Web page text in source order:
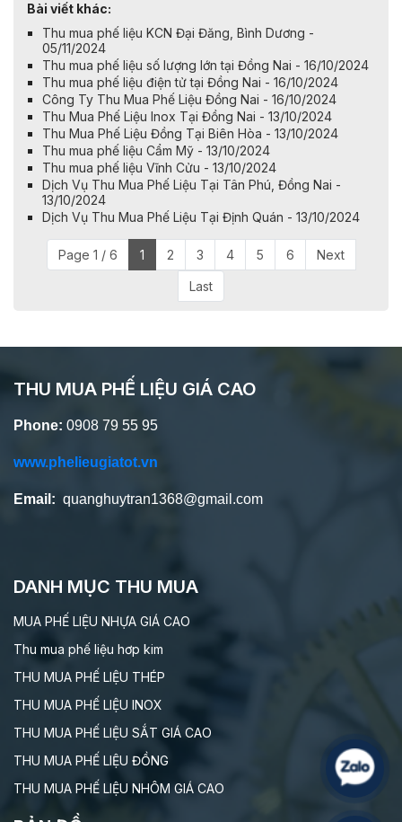
Bài viết khác:
Thu mua phế liệu KCN Đại Đăng, Bình Dương -
05/11/2024
Thu mua phế liệu số lượng lớn tại Đồng Nai - 16/10/2024
Thu mua phế liệu điện tử tại Đồng Nai - 16/10/2024
Công Ty Thu Mua Phế Liệu Đồng Nai - 16/10/2024
Thu Mua Phế Liệu Inox Tại Đồng Nai - 13/10/2024
​​​​​​​Thu Mua Phế Liệu Đồng Tại Biên Hòa - 13/10/2024
Thu mua phế liệu Cẩm Mỹ - 13/10/2024
Thu mua phế liệu Vĩnh Cửu - 13/10/2024
Dịch Vụ Thu Mua Phế Liệu Tại Tân Phú, Đồng Nai -
13/10/2024
Dịch Vụ Thu Mua Phế Liệu Tại Định Quán - 13/10/2024
Page 1 / 6 1 2 3 4 5 6 Next
Last
THU MUA PHẾ LIỆU GIÁ CAO
Phone: 0908 79 55 95
www.phelieugiatot.vn
Email: quanghuytran1368@gmail.com
DANH MỤC THU MUA
MUA PHẾ LIỆU NHỰA GIÁ CAO
Thu mua phế liệu hơp kim
THU MUA PHẾ LIỆU THÉP
THU MUA PHẾ LIỆU INOX
THU MUA PHẾ LIỆU SẮT GIÁ CAO
THU MUA PHẾ LIỆU ĐỒNG
THU MUA PHẾ LIỆU NHÔM GIÁ CAO